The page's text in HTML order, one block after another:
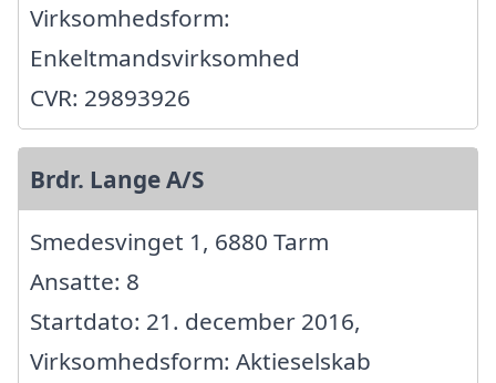
Virksomhedsform:
Enkeltmandsvirksomhed
CVR: 29893926
Brdr. Lange A/S
Smedesvinget 1, 6880 Tarm
Ansatte: 8
Startdato: 21. december 2016,
Virksomhedsform: Aktieselskab